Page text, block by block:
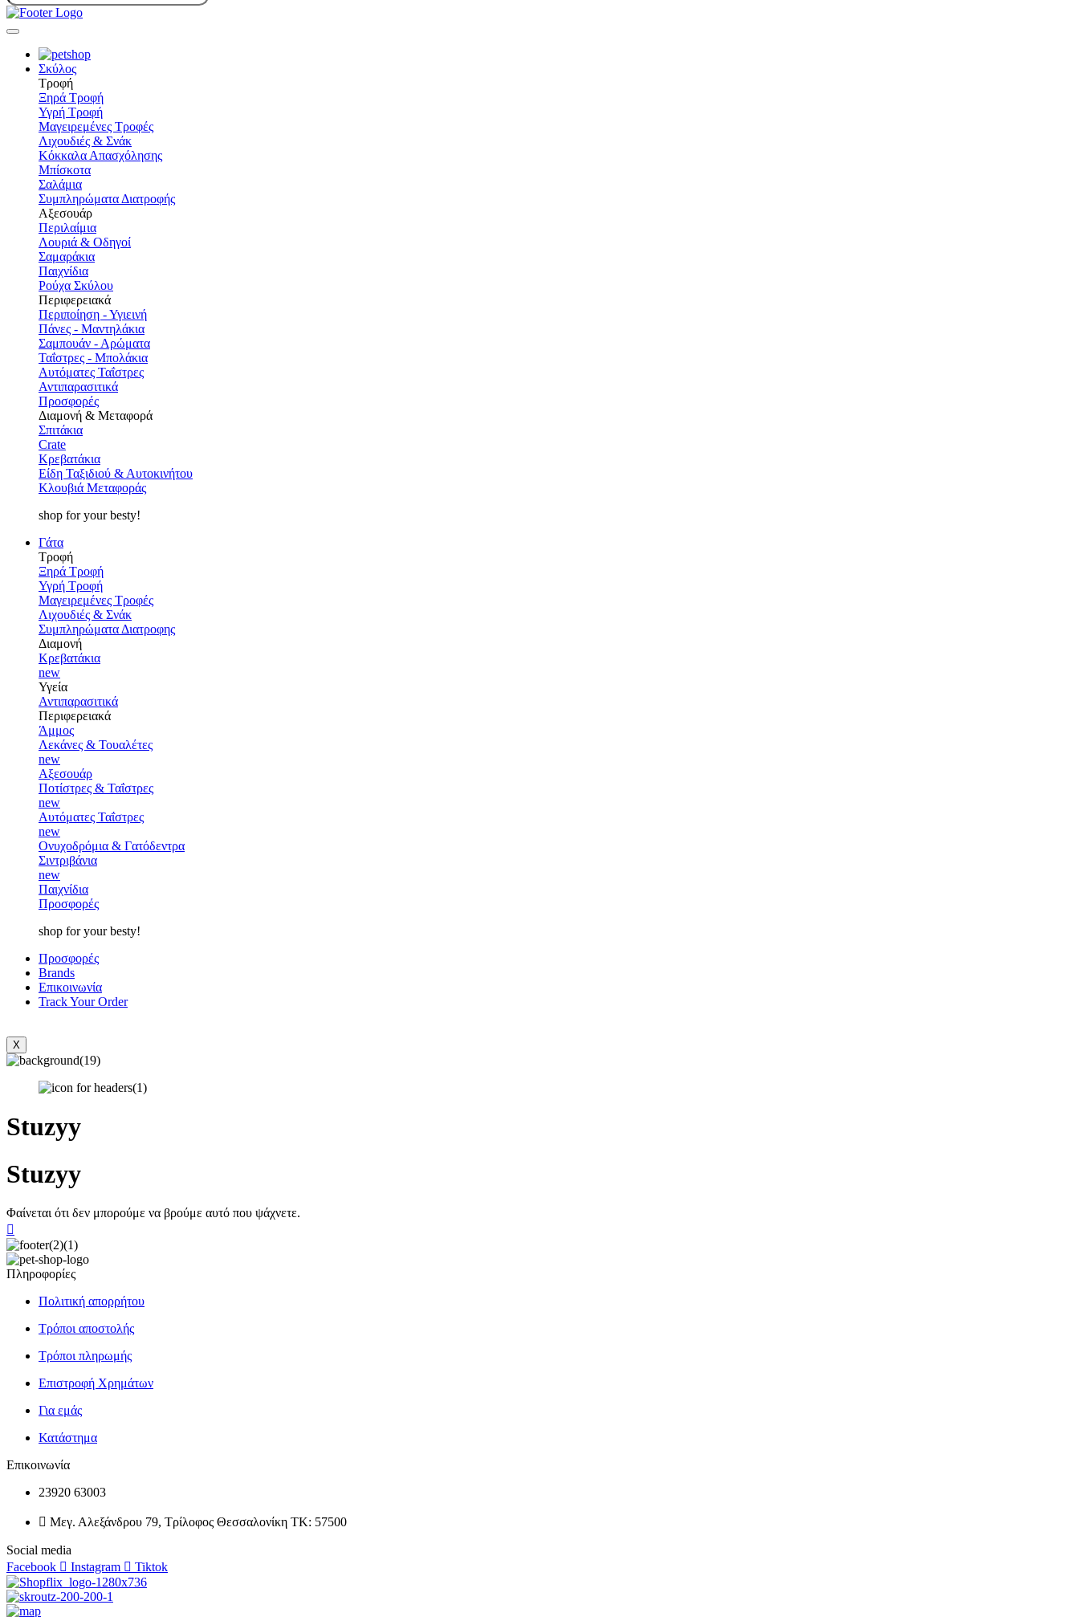
Σκύλος
Τροφή
Ξηρά Τροφή
Υγρή Τροφή
Μαγειρεμένες Τροφές
Λιχουδιές & Σνάκ
Κόκκαλα Απασχόλησης
Μπίσκοτα
Σαλάμια
Συμπληρώματα Διατροφής
Αξεσουάρ
Περιλαίμια
Λουριά & Οδηγοί
Σαμαράκια
Παιχνίδια
Ρούχα Σκύλου
Περιφερειακά
Περιποίηση - Υγιεινή
Πάνες - Μαντηλάκια
Σαμπουάν - Αρώματα
Ταΐστρες - Μπολάκια
Αυτόματες Ταΐστρες
Αντιπαρασιτικά
Προσφορές
Διαμονή & Μεταφορά
Σπιτάκια
Crate
Κρεβατάκια
Είδη Ταξιδιού & Αυτοκινήτου
Κλουβιά Μεταφοράς
shop for your besty!
Γάτα
Τροφή
Ξηρά Τροφή
Υγρή Τροφή
Μαγειρεμένες Τροφές
Λιχουδιές & Σνάκ
Συμπληρώματα Διατροφης
Διαμονή
Κρεβατάκια
new
Υγεία
Αντιπαρασιτικά
Περιφερειακά
Άμμος
Λεκάνες & Τουαλέτες
new
Αξεσουάρ
Ποτίστρες & Ταΐστρες
new
Αυτόματες Ταΐστρες
new
Ονυχοδρόμια & Γατόδεντρα
Σιντριβάνια
new
Παιχνίδια
Προσφορές
shop for your besty!
Προσφορές
Brands
Επικοινωνία
Track Your Order
X
Stuzyy
Stuzyy
Φαίνεται ότι δεν μπορούμε να βρούμε αυτό που ψάχνετε.
Πληροφορίες
Πολιτική απορρήτου
Τρόποι αποστολής
Τρόποι πληρωμής
Επιστροφή Χρημάτων
Για εμάς
Κατάστημα
Επικοινωνία
23920 63003
Μεγ. Αλεξάνδρου 79, Τρίλοφος Θεσσαλονίκη ΤΚ: 57500
Social media
Facebook
Instagram Tiktok